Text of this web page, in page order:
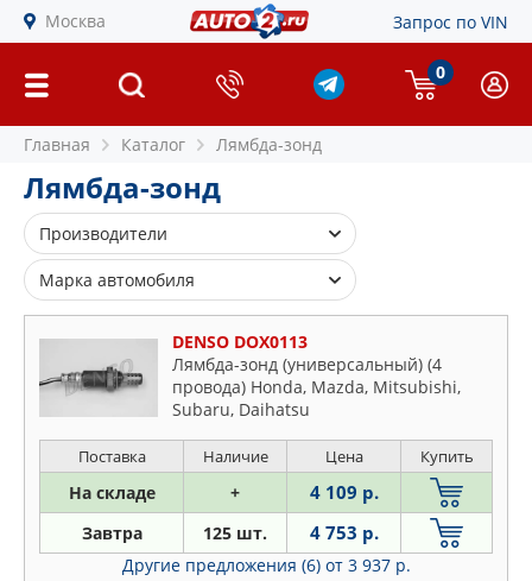
Москва Запрос по VIN
0
Главная Каталог Лямбда-зонд
Лямбда-зонд
Производители
ACHR
AMD
ASAM S.A.
ASPARTS
BLUE PRINT
BMW
BOSCH
CHRYSLER
Марка автомобиля
Alfa Romeo
BMW
Buick
Cadillac
Chevrolet
Chrysler
Citroen
DENSO DOX0113
Лямбда-зонд (универсальный) (4
провода) Honda, Mazda, Mitsubishi,
Subaru, Daihatsu
Поставка Наличие Цена Купить
На складе + 4 109 р.
Завтра 125 шт. 4 753 р.
Другие предложения (6) от 3 937 р.